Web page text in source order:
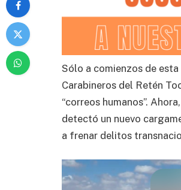
Sólo a comienzos de
Carabineros del Retén
“correos humanos”.
detectó un nuevo
a frenar delitos